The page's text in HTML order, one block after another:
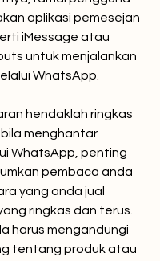
aplikasi pemesejan
iMessage atau
untuk menjalankan
WhatsApp.
hendaklah ringkas
menghantar
WhatsApp, penting
pembaca anda
yang anda jual
ringkas dan terus.
harus mengandungi
tentang produk atau